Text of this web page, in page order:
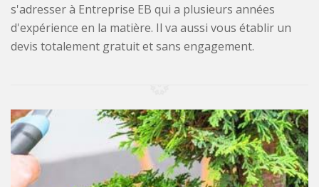
s'adresser à Entreprise EB qui a plusieurs années
d'expérience en la matière. Il va aussi vous établir un
devis totalement gratuit et sans engagement.